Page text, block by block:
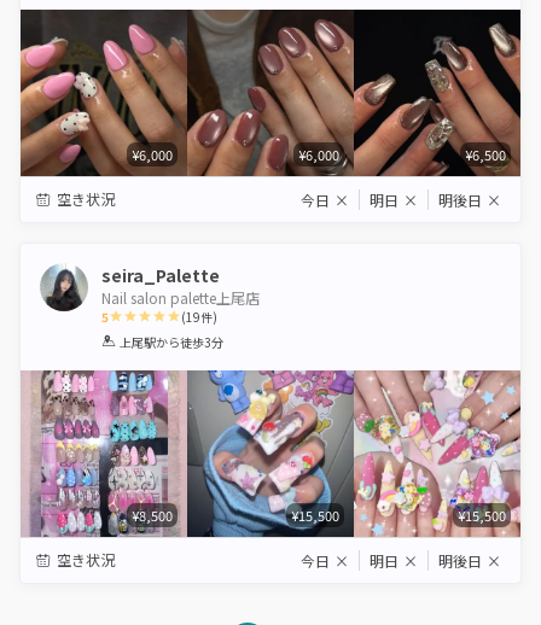
¥6,000 ¥6,000 ¥6,500
空き状況 今日 × 明日 × 明後日 ×
seira_Palette
Nail salon palette上尾店
5
1 2 3 4 5
(19件)
上尾駅から徒歩3分
¥8,500 ¥15,500 ¥15,500
空き状況 今日 × 明日 × 明後日 ×